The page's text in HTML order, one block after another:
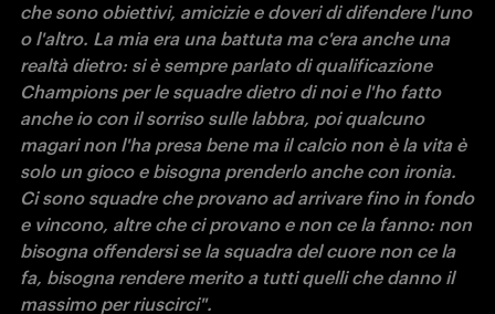
che sono obiettivi, amicizie e doveri di difendere l'uno
o l'altro. La mia era una battuta ma c'era anche una
realtà dietro: si è sempre parlato di qualificazione
Champions per le squadre dietro di noi e l'ho fatto
anche io con il sorriso sulle labbra, poi qualcuno
magari non l'ha presa bene ma il calcio non è la vita è
solo un gioco e bisogna prenderlo anche con ironia.
Ci sono squadre che provano ad arrivare fino in fondo
e vincono, altre che ci provano e non ce la fanno: non
bisogna offendersi se la squadra del cuore non ce la
fa, bisogna rendere merito a tutti quelli che danno il
massimo per riuscirci".